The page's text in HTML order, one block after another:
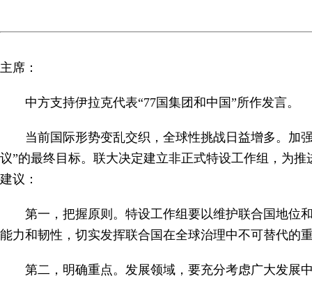
主席：
中方支持伊拉克代表“77国集团和中国”所作发言。
当前国际形势变乱交织，全球性挑战日益增多。加
议”的最终目标。联大决定建立非正式特设工作组，为
建议：
第一，把握原则。特设工作组要以维护联合国地位
能力和韧性，切实发挥联合国在全球治理中不可替代的
第二，明确重点。发展领域，要充分考虑广大发展